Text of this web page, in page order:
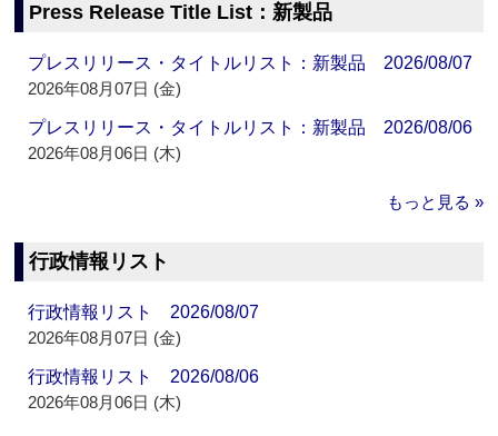
Press Release Title List：新製品
プレスリリース・タイトルリスト：新製品 2026/08/07
2026年08月07日 (金)
プレスリリース・タイトルリスト：新製品 2026/08/06
2026年08月06日 (木)
もっと見る »
行政情報リスト
行政情報リスト 2026/08/07
2026年08月07日 (金)
行政情報リスト 2026/08/06
2026年08月06日 (木)